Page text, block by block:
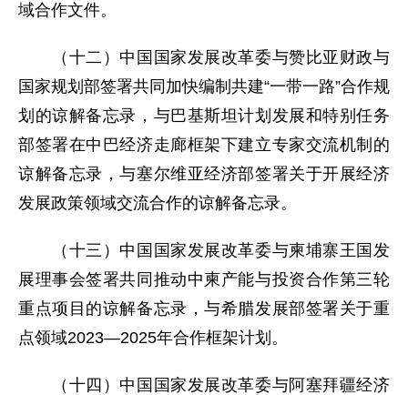
域合作文件。
（十二）中国国家发展改革委与赞比亚财政与
国家规划部签署共同加快编制共建“一带一路”合作规
划的谅解备忘录，与巴基斯坦计划发展和特别任务
部签署在中巴经济走廊框架下建立专家交流机制的
谅解备忘录，与塞尔维亚经济部签署关于开展经济
发展政策领域交流合作的谅解备忘录。
（十三）中国国家发展改革委与柬埔寨王国发
展理事会签署共同推动中柬产能与投资合作第三轮
重点项目的谅解备忘录，与希腊发展部签署关于重
点领域2023—2025年合作框架计划。
（十四）中国国家发展改革委与阿塞拜疆经济